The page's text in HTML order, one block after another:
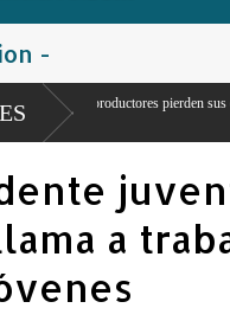
pierden sus cosechas por
a